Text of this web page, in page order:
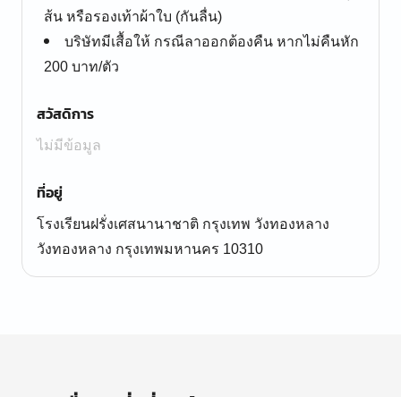
ส้น หรือรองเท้าผ้าใบ (กันลื่น)
บริษัทมีเสื้อให้ กรณีลาออกต้องคืน หากไม่คืนหัก
200 บาท/ตัว
สวัสดิการ
ไม่มีข้อมูล
ที่อยู่
โรงเรียนฝรั่งเศสนานาชาติ กรุงเทพ วังทองหลาง
วังทองหลาง กรุงเทพมหานคร 10310